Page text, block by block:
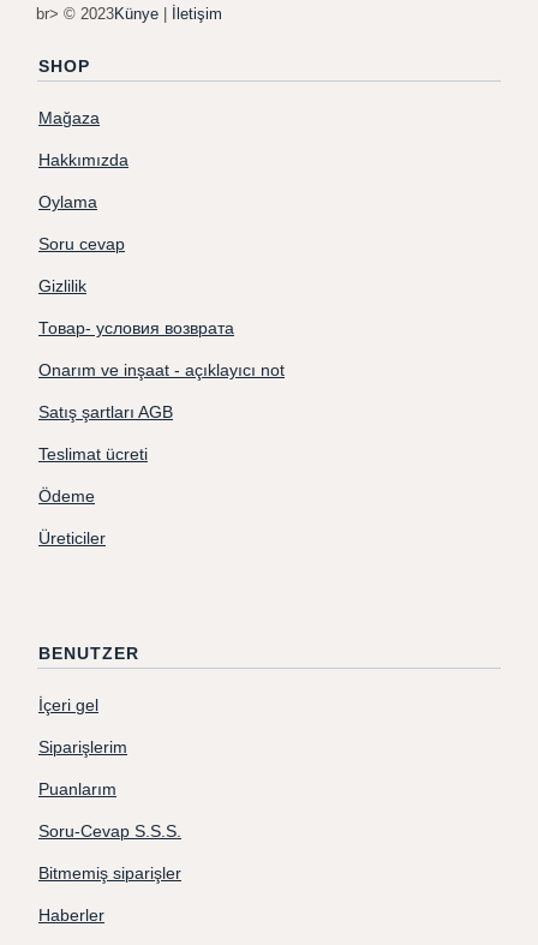
br> © 2023Künye | İletişim
SHOP
Mağaza
Hakkımızda
Oylama
Soru cevap
Gizlilik
Товар- условия возврата
Onarım ve inşaat - açıklayıcı not
Satış şartları AGB
Teslimat ücreti
Ödeme
Üreticiler
BENUTZER
İçeri gel
Siparişlerim
Puanlarım
Soru-Cevap S.S.S.
Bitmemiş siparişler
Haberler